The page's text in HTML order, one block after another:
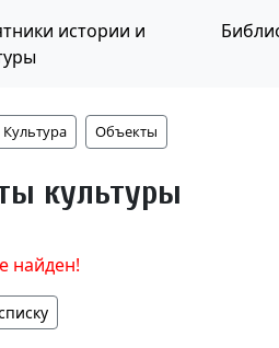
истории и
Культура Объекты
культуры
найден!